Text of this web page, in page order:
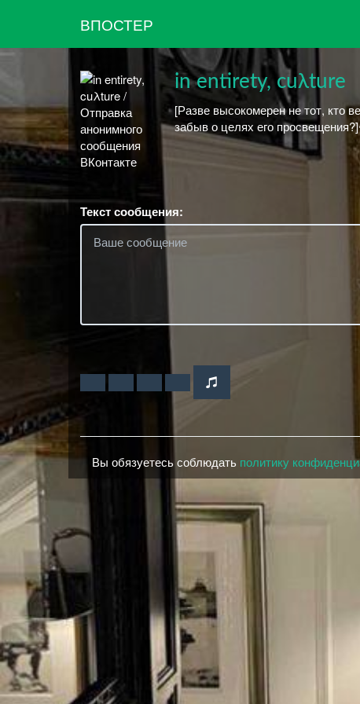
ВПОСТЕР
in entirety, cuλture
[Разве высокомерен не тот, кто
забыв о целях его
Текст сообщения:
Вы обязуетесь соблюдать политику